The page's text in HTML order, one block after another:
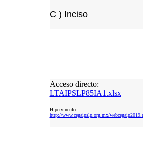
C ) Inciso
Acceso directo:
LTAIPSLP85IA1.xlsx
Hipervinculo
http://www.cegaipslp.org.mx/